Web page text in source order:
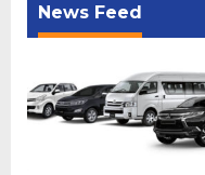
News Feed